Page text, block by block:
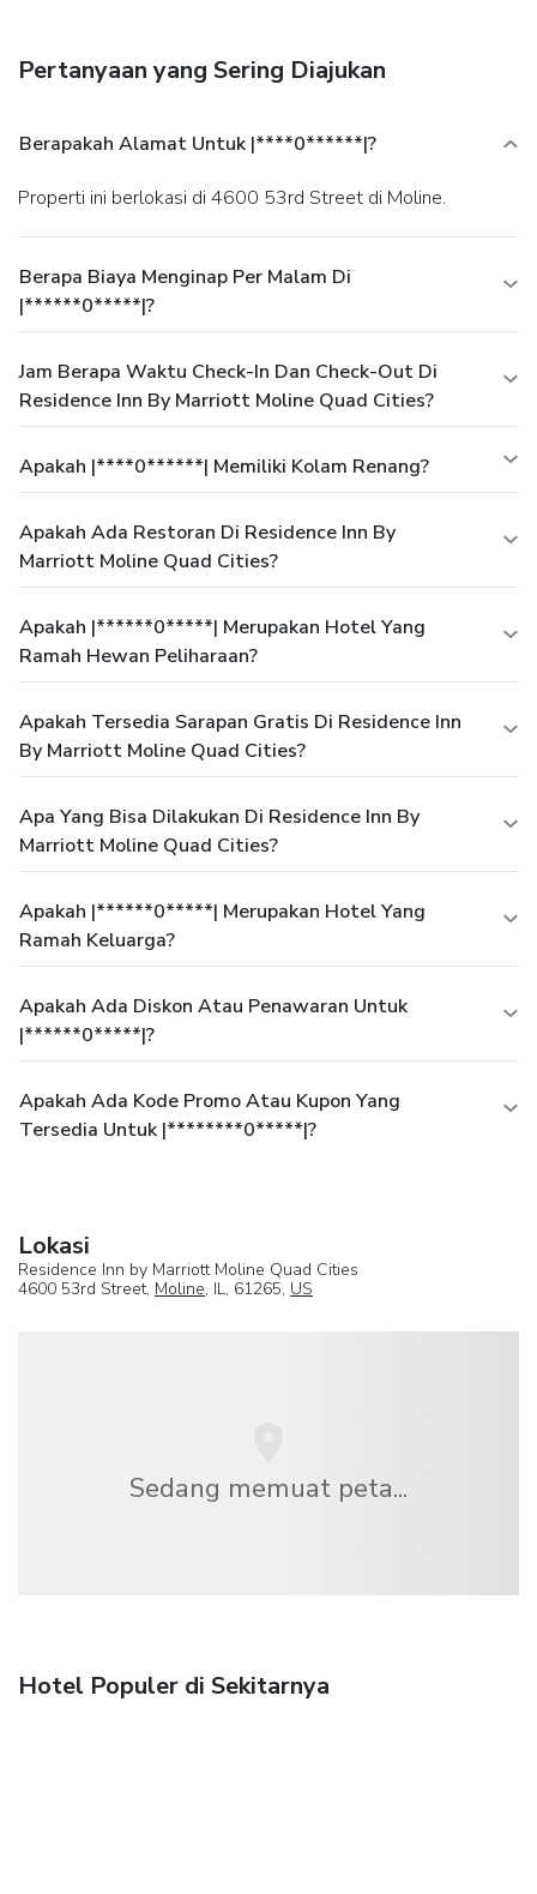
Pertanyaan yang Sering Diajukan
Berapakah Alamat Untuk |****0******|?
Properti ini berlokasi di 4600 53rd Street di Moline.
Berapa Biaya Menginap Per Malam Di
|******0*****|?
Jam Berapa Waktu Check-In Dan Check-Out Di
Residence Inn By Marriott Moline Quad Cities?
Apakah |****0******| Memiliki Kolam Renang?
Apakah Ada Restoran Di Residence Inn By
Marriott Moline Quad Cities?
Apakah |******0*****| Merupakan Hotel Yang
Ramah Hewan Peliharaan?
Apakah Tersedia Sarapan Gratis Di Residence Inn
By Marriott Moline Quad Cities?
Apa Yang Bisa Dilakukan Di Residence Inn By
Marriott Moline Quad Cities?
Apakah |******0*****| Merupakan Hotel Yang
Ramah Keluarga?
Apakah Ada Diskon Atau Penawaran Untuk
|******0*****|?
Apakah Ada Kode Promo Atau Kupon Yang
Tersedia Untuk |********0*****|?
Lokasi
Residence Inn by Marriott Moline Quad Cities
4600 53rd Street, Moline, IL, 61265, US
Sedang memuat peta...
Hotel Populer di Sekitarnya